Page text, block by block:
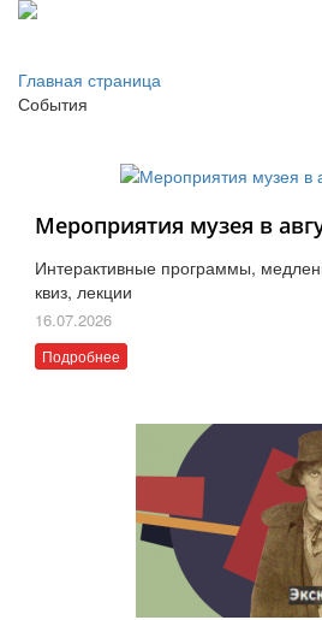
Главная страница
События
Мероприятия музея в
Интерактивные программы,
квиз, лекции
16.07.2026
Подробнее